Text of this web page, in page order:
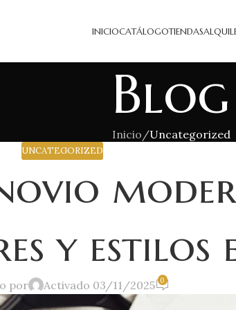
INICIOCATÁLOGOTIENDAS
Blog
Inicio/Uncategorized
UNCATEGORIZED
y estilos
por Activado 03/11/2025 0